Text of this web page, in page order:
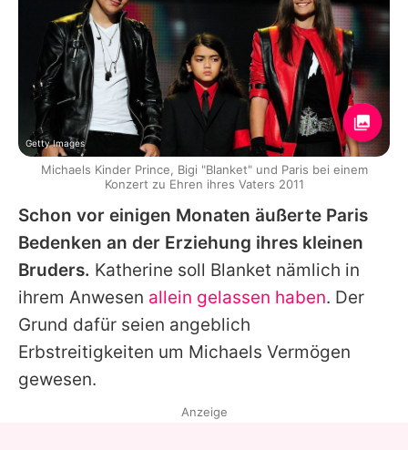
Schon vor einigen Monaten äußerte Paris
Bedenken an der Erziehung ihres kleinen
Bruders. Katherine soll Blanket nämlich in
ihrem Anwesen allein gelassen haben. Der
Grund dafür seien angeblich
Erbstreitigkeiten um Michaels Vermögen
gewesen.
Getty Images
Michaels Kinder Prince, Bigi "Blanket" und Paris bei einem
Konzert zu Ehren ihres Vaters 2011
Anzeige